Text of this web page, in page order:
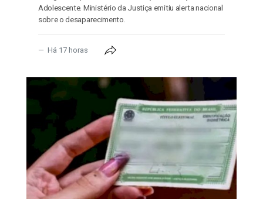
Adolescente. Ministério da Justiça emitiu alerta nacional
sobre o desaparecimento.
Há 17 horas